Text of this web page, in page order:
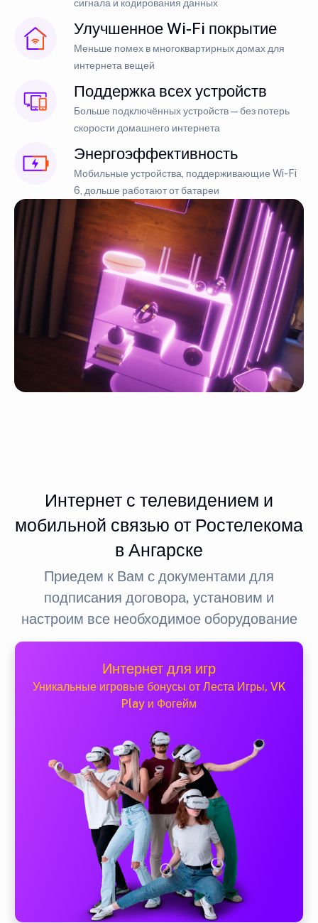
сигнала и кодирования данных
Улучшенное Wi-Fi покрытие
Меньше помех в многоквартирных домах для
интернета вещей
Поддержка всех устройств
Больше подключённых устройств — без потерь
скорости домашнего интернета
Энергоэффективность
Мобильные устройства, поддерживающие Wi-Fi
6, дольше работают от батареи
Интернет с телевидением и
мобильной связью от Ростелекома
в Ангарске
Приедем к Вам с документами для
подписания договора, установим и
настроим все необходимое оборудование
Интернет для игр
Уникальные игровые бонусы от Леста Игры, VK
Play и Фогейм